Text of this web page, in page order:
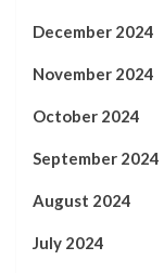
December 2024
November 2024
October 2024
September 2024
August 2024
July 2024